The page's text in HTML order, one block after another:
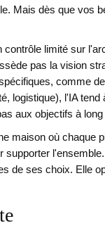
Mais dès que vos
contrôle limité sur
pas la vision
comme
logistique), l'IA tend
aux objectifs à
maison où chaque
supporter
de ses choix. Elle